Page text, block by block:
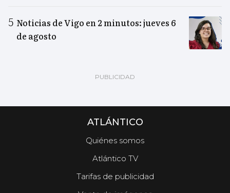
Noticias de Vigo en 2 minutos: jueves 6
de agosto
ATLÁNTICO
Quiénes somos
Atlántico TV
Tarifas de publicidad